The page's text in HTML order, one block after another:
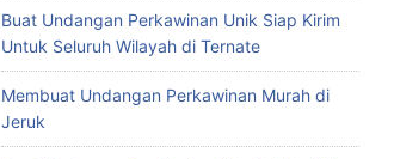
Buat Undangan Perkawinan Unik Siap Kirim
Untuk Seluruh Wilayah di Ternate
Membuat Undangan Perkawinan Murah di
Jeruk